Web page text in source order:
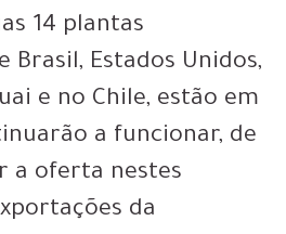
14 plantas
Brasil, Estados Unidos,
e no Chile, estão em
a funcionar, de
a oferta nestes
da